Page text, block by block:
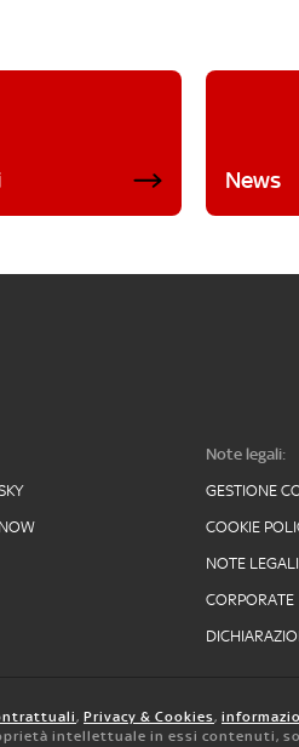
News
Note legali:
GESTIONE
COOKIE
NOTE LEGALI
CORPORATE
, Privacy & Cookies,
intellettuale in essi contenuti,